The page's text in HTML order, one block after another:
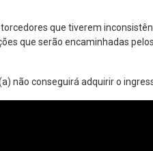
que tiverem
que serão encaminhadas
não conseguirá adquirir o